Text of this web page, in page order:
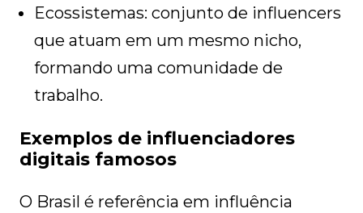
Ecossistemas: conjunto de influencers
que atuam em um mesmo nicho,
formando uma comunidade de
trabalho.
Exemplos de influenciadores
digitais famosos
O Brasil é referência em influência